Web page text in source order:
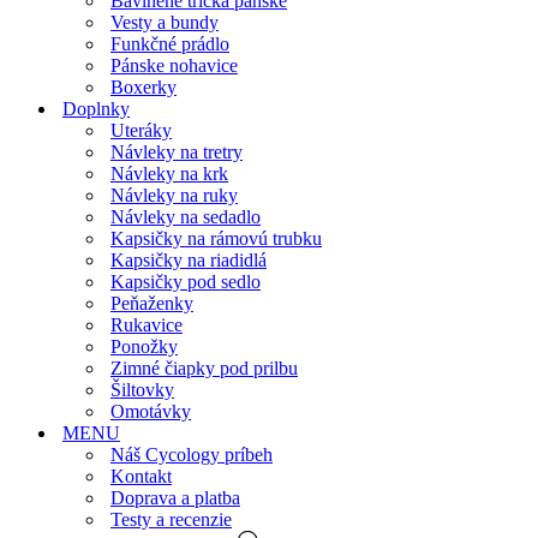
Vesty a bundy
Funkčné prádlo
Pánske nohavice
Boxerky
Doplnky
Uteráky
Návleky na tretry
Návleky na krk
Návleky na ruky
Návleky na sedadlo
Kapsičky na rámovú trubku
Kapsičky na riadidlá
Kapsičky pod sedlo
Peňaženky
Rukavice
Ponožky
Zimné čiapky pod prilbu
Šiltovky
Omotávky
MENU
Náš Cycology príbeh
Kontakt
Doprava a platba
Testy a recenzie